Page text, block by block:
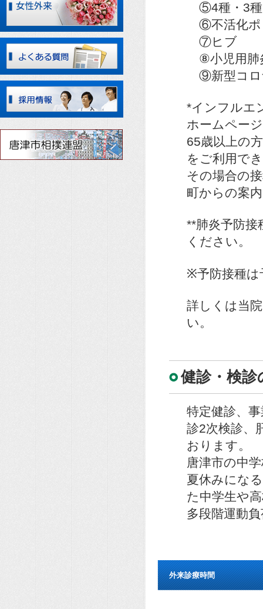
⑤4種・3種
⑥不活化ポ
⑦ヒブ
⑧小児用肺
⑨新型コロ
*インフルエ
ホームペー
65歳以上の
をご利用で
その場合の
町からの案
**肺炎予防
ください。
※予防接種は
詳しくは当
い。
健診・検診
特定健診、
診2次検診、
おります。
唐津市の中
夏休みにな
た中学生や
多段階運動
外来診療時間